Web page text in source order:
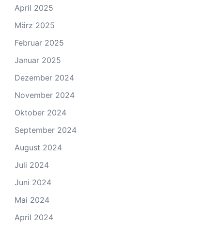
April 2025
März 2025
Februar 2025
Januar 2025
Dezember 2024
November 2024
Oktober 2024
September 2024
August 2024
Juli 2024
Juni 2024
Mai 2024
April 2024